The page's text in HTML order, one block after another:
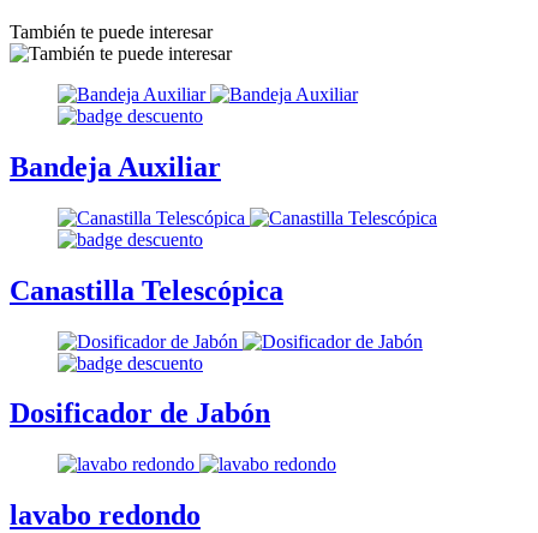
También te puede interesar
Bandeja Auxiliar
Canastilla Telescópica
Dosificador de Jabón
lavabo redondo